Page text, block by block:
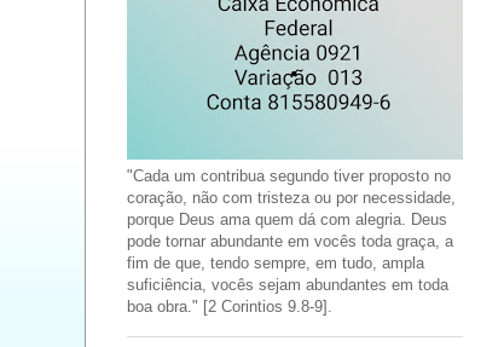
"Cada um contribua segundo tiver proposto no
coração, não com tristeza ou por necessidade,
porque Deus ama quem dá com alegria. Deus
pode tornar abundante em vocês toda graça, a
fim de que, tendo sempre, em tudo, ampla
suficiência, vocês sejam abundantes em toda
boa obra." [2 Corintios 9.8-9].